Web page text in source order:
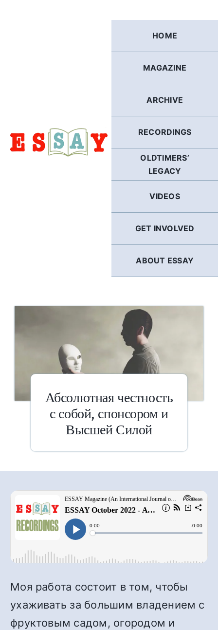
HOME
MAGAZINE
ARCHIVE
RECORDINGS
OLDTIMERS’
LEGACY
VIDEOS
GET INVOLVED
ABOUT ESSAY
Абсолютная честность
с собой, спонсором и
Высшей Силой
Моя работа состоит в том, чтобы
ухаживать за большим владением с
фруктовым садом, огородом и